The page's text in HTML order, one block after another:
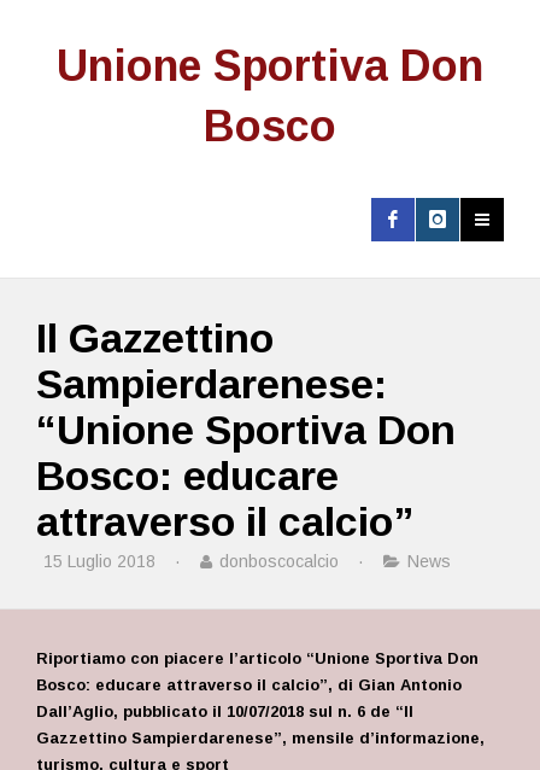
Unione Sportiva Don
Bosco
Il Gazzettino
Sampierdarenese:
“Unione Sportiva Don
Bosco: educare
attraverso il calcio”
15 Luglio 2018 · donboscocalcio · News
Riportiamo con piacere l’articolo “Unione Sportiva Don
Bosco: educare attraverso il calcio”, di Gian Antonio
Dall’Aglio, pubblicato il 10/07/2018 sul n. 6 de “Il
Gazzettino Sampierdarenese”, mensile d’informazione,
turismo, cultura e sport